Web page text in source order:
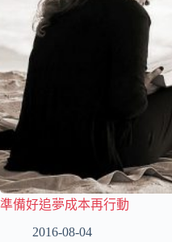
準備好追夢成本再行動
2016-08-04